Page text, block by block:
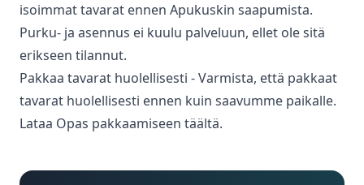
isoimmat tavarat ennen Apukuskin saapumista.
Purku- ja asennus ei kuulu palveluun, ellet ole sitä
erikseen tilannut.
Pakkaa tavarat huolellisesti - Varmista, että pakkaat
tavarat huolellisesti ennen kuin saavumme paikalle.
Lataa Opas pakkaamiseen täältä.